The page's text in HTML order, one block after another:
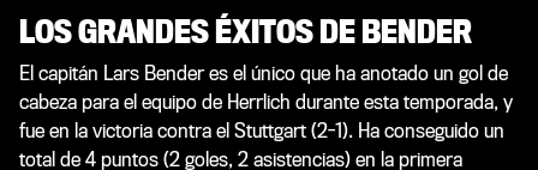
LOS GRANDES ÉXITOS DE BENDER
El capitán Lars Bender es el único que ha anotado un gol de
cabeza para el equipo de Herrlich durante esta temporada, y
fue en la victoria contra el Stuttgart (2-1). Ha conseguido un
total de 4 puntos (2 goles, 2 asistencias) en la primera